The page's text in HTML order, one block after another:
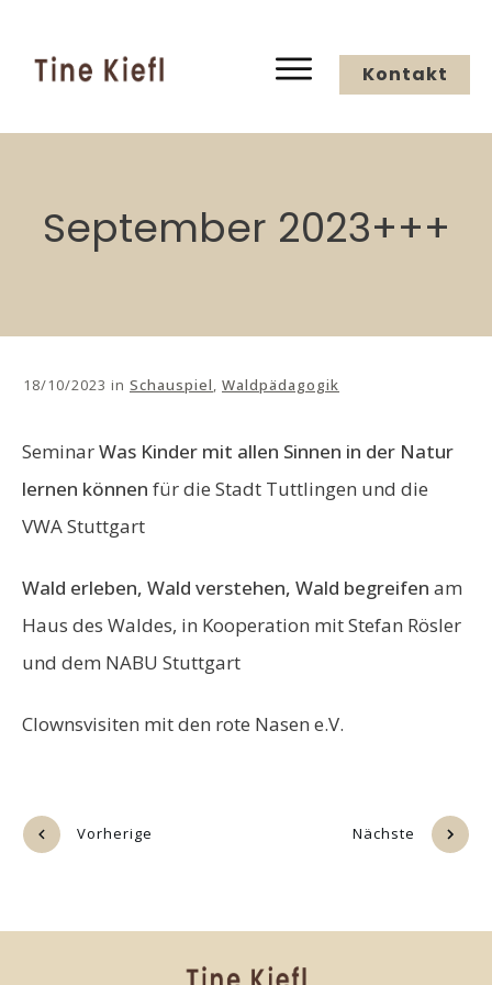
Kontakt
September 2023+++
18/10/2023 in Schauspiel, Waldpädagogik
SeminarWas Kinder mit allen Sinnen in der Natur
lernen können für die Stadt Tuttlingen und die
VWA Stuttgart
Wald erleben, Wald verstehen, Wald begreifen am
Haus des Waldes, in Kooperation mitStefan Rösler
und dem NABU Stuttgart
Clownsvisiten mit den rote Nasen e.V.
Vorherige Nächste